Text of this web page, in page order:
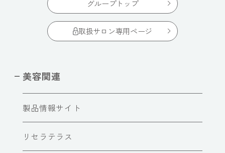
グループトップ
取扱サロン専用ページ
美容関連
製品情報サイト
リセラテラス